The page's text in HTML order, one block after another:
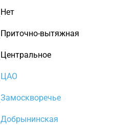
Нет
Приточно-вытяжная
Центральное
ЦАО
Замоскворечье
Добрынинская